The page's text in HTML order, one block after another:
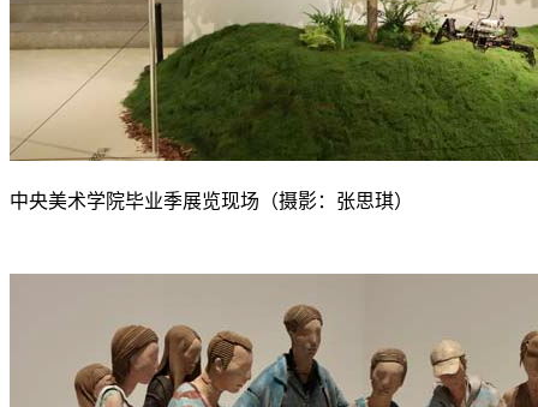
中央美术学院毕业季展览现场（摄影：张思琪）